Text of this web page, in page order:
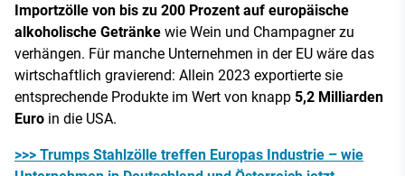
Importzölle von bis zu 200 Prozent auf europäische
alkoholische Getränke wie Wein und Champagner zu
verhängen. Für manche Unternehmen in der EU wäre das
wirtschaftlich gravierend: Allein 2023 exportierte sie
entsprechende Produkte im Wert von knapp 5,2 Milliarden
Euro in die USA.
>>> Trumps Stahlzölle treffen Europas Industrie – wie